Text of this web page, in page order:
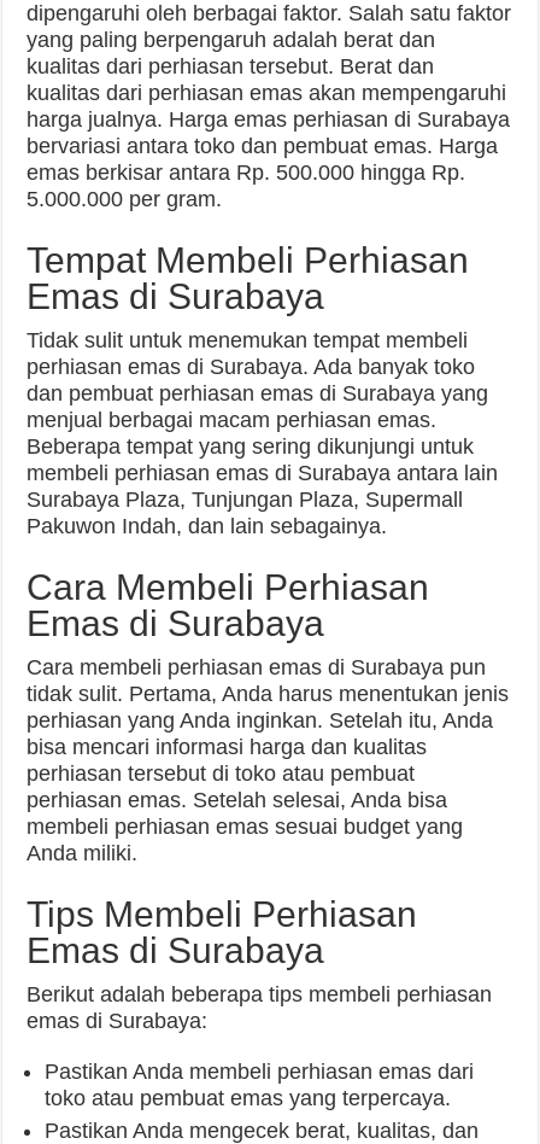
dipengaruhi oleh berbagai faktor. Salah satu faktor
yang paling berpengaruh adalah berat dan
kualitas dari perhiasan tersebut. Berat dan
kualitas dari perhiasan emas akan mempengaruhi
harga jualnya. Harga emas perhiasan di Surabaya
bervariasi antara toko dan pembuat emas. Harga
emas berkisar antara Rp. 500.000 hingga Rp.
5.000.000 per gram.
Tempat Membeli Perhiasan
Emas di Surabaya
Tidak sulit untuk menemukan tempat membeli
perhiasan emas di Surabaya. Ada banyak toko
dan pembuat perhiasan emas di Surabaya yang
menjual berbagai macam perhiasan emas.
Beberapa tempat yang sering dikunjungi untuk
membeli perhiasan emas di Surabaya antara lain
Surabaya Plaza, Tunjungan Plaza, Supermall
Pakuwon Indah, dan lain sebagainya.
Cara Membeli Perhiasan
Emas di Surabaya
Cara membeli perhiasan emas di Surabaya pun
tidak sulit. Pertama, Anda harus menentukan jenis
perhiasan yang Anda inginkan. Setelah itu, Anda
bisa mencari informasi harga dan kualitas
perhiasan tersebut di toko atau pembuat
perhiasan emas. Setelah selesai, Anda bisa
membeli perhiasan emas sesuai budget yang
Anda miliki.
Tips Membeli Perhiasan
Emas di Surabaya
Berikut adalah beberapa tips membeli perhiasan
emas di Surabaya:
Pastikan Anda membeli perhiasan emas dari
toko atau pembuat emas yang terpercaya.
Pastikan Anda mengecek berat, kualitas, dan